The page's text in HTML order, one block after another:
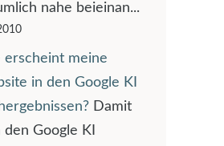
nahe beieinan...
erscheint meine
in den Google KI
Damit
Google KI